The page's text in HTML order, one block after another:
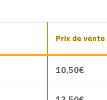
Prix de vente
10,50€